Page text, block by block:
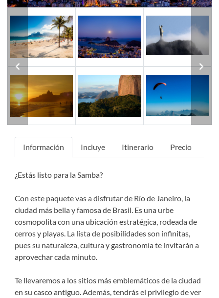
Previous Next
Información Incluye Itinerario Precio
¿Estás listo para la Samba?
Con este paquete vas a disfrutar de Río de Janeiro, la
ciudad más bella y famosa de Brasil. Es una urbe
cosmopolita con una ubicación estratégica, rodeada de
cerros y playas. La lista de posibilidades son infinitas,
pues su naturaleza, cultura y gastronomía te invitarán a
aprovechar cada minuto.
Te llevaremos a los sitios más emblemáticos de la ciudad
en su casco antiguo. Además, tendrás el privilegio de ver